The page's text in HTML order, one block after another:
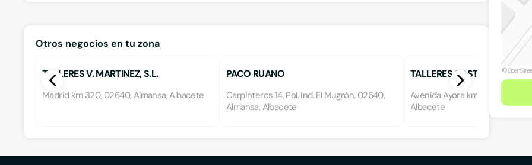
Otros negocios en tu zona
TALLERES V. MARTINEZ, S.L.
Madrid km 320, 02640, Almansa, Albacete
PACO RUANO
Carpinteros 14, Pol. Ind. El Mugrón, 02640,
Almansa, Albacete
TALLERES CASTILLO
Avenida Ayora km 1, 02640,
Albacete